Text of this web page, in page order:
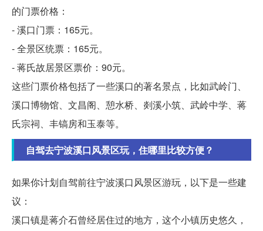
的门票价格：
- 溪口门票：165元。
- 全景区统票：165元。
- 蒋氏故居景区票价：90元。
这些门票价格包括了一些溪口的著名景点，比如武岭门、
溪口博物馆、文昌阁、憩水桥、剡溪小筑、武岭中学、蒋
氏宗祠、丰镐房和玉泰等。
自驾去宁波溪口风景区玩，住哪里比较方便？
如果你计划自驾前往宁波溪口风景区游玩，以下是一些建
议：
溪口镇是蒋介石曾经居住过的地方，这个小镇历史悠久，